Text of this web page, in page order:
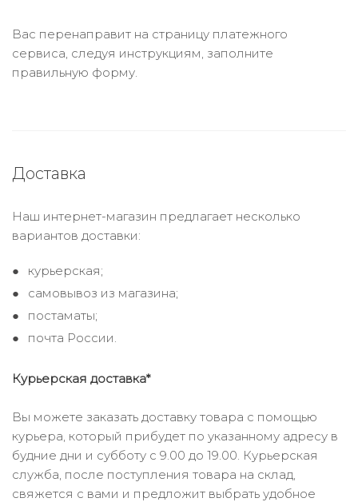
Вас перенаправит на страницу платежного
сервиса, следуя инструкциям, заполните
правильную форму.
Доставка
Наш интернет-магазин предлагает несколько
вариантов доставки:
курьерская;
самовывоз из магазина;
постаматы;
почта России.
Курьерская доставка*
Вы можете заказать доставку товара с помощью
курьера, который прибудет по указанному адресу в
будние дни и субботу с 9.00 до 19.00. Курьерская
служба, после поступления товара на склад,
свяжется с вами и предложит выбрать удобное